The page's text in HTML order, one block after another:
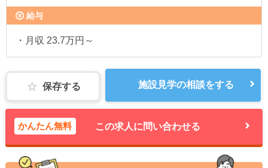
給与
・月収 23.7万円～
保存する 施設見学の相談をする
かんたん無料 この求人に問い合わせる